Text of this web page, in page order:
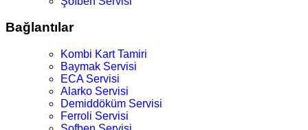
Bağlantılar
Kombi Kart Tamiri
Baymak Servisi
ECA Servisi
Alarko Servisi
Demiddöküm Servisi
Ferroli Servisi